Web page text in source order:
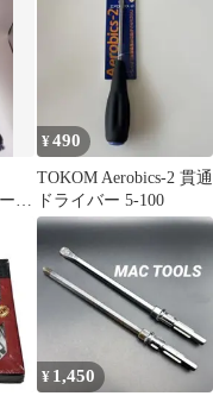
セ
¥490
TOKOM Aerobics-2 貫通
ドライバー 5-100
¥ 1,450